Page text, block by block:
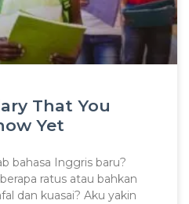
That You
Yet
bahasa Inggris baru?
ratus atau bahkan
dan kuasai? Aku yakin